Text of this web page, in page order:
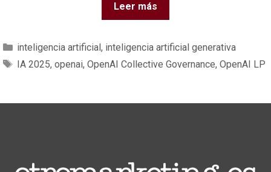
Leer más
inteligencia artificial, inteligencia artificial generativa
IA 2025, openai, OpenAI Collective Governance, OpenAI LP